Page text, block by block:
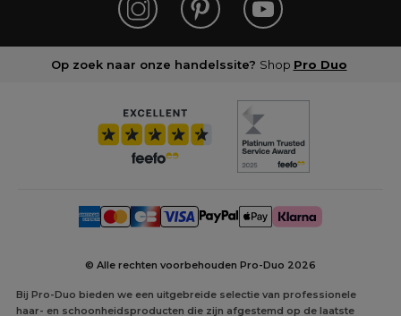
Op zoek naar onze handelssite? Shop Pro Duo
© Alle rechten voorbehouden Pro-Duo 2026
Bij Pro-Duo bieden we een uitgebreide selectie van professionele
haar- en schoonheidsproducten die zijn afgestemd op de laatste